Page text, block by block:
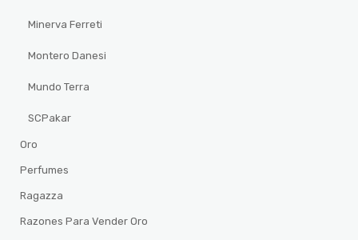
Minerva Ferreti
Montero Danesi
Mundo Terra
SCPakar
Oro
Perfumes
Ragazza
Razones Para Vender Oro